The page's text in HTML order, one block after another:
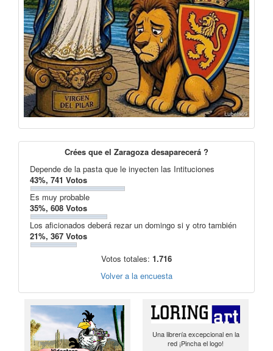
Crées que el Zaragoza desaparecerá ?
Depende de la pasta que le inyecten las Intituciones
43%, 741 Votos
Es muy probable
35%, 608 Votos
Los aficionados deberá rezar un domingo si y otro también
21%, 367 Votos
Votos totales: 1.716
Volver a la encuesta
Una librería excepcional en la
red ¡Pincha el logo!